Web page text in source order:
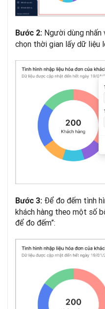
Bước 2: Người dùng
chọn thời gian lấy dữ liệu
Bước 3: Để đo đếm tình
khách hàng theo một số
để đo đếm”: